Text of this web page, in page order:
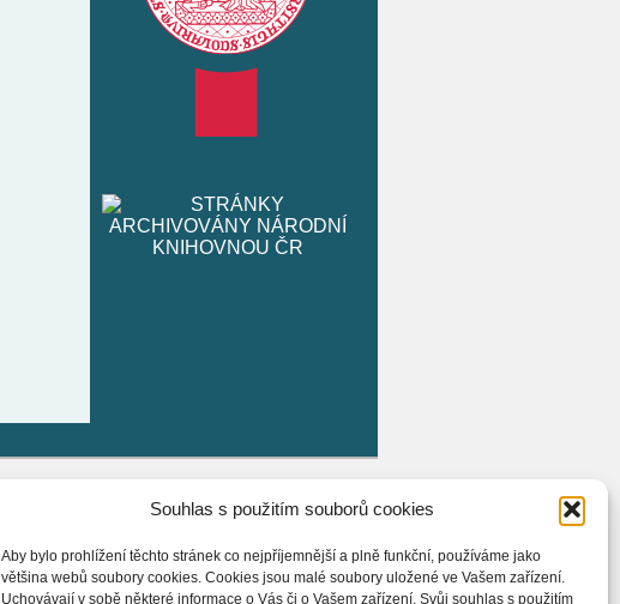
Souhlas s použitím souborů cookies
Aby bylo prohlížení těchto stránek co nejpříjemnější a plně funkční, používáme jako
většina webů soubory cookies. Cookies jsou malé soubory uložené ve Vašem zařízení.
Uchovávají v sobě některé informace o Vás či o Vašem zařízení. Svůj souhlas s použitím